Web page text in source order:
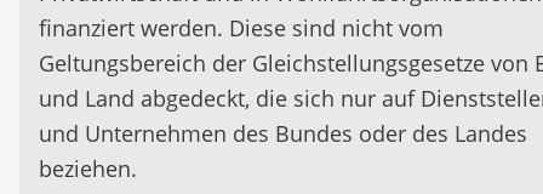
finanziert werden. Diese sind nicht vom
Geltungsbereich der Gleichstellungsgesetze von
und Land abgedeckt, die sich nur auf
und Unternehmen des Bundes oder des Landes
beziehen.